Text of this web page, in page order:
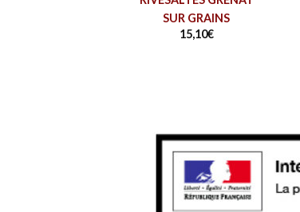
SUR GRAINS
15,10€